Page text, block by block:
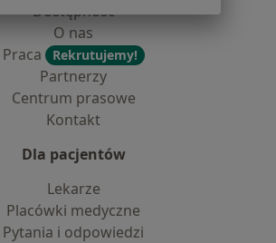
Dostępność
O nas
Praca
Rekrutujemy!
Partnerzy
Centrum prasowe
Kontakt
Dla pacjentów
Lekarze
Placówki medyczne
Pytania i odpowiedzi